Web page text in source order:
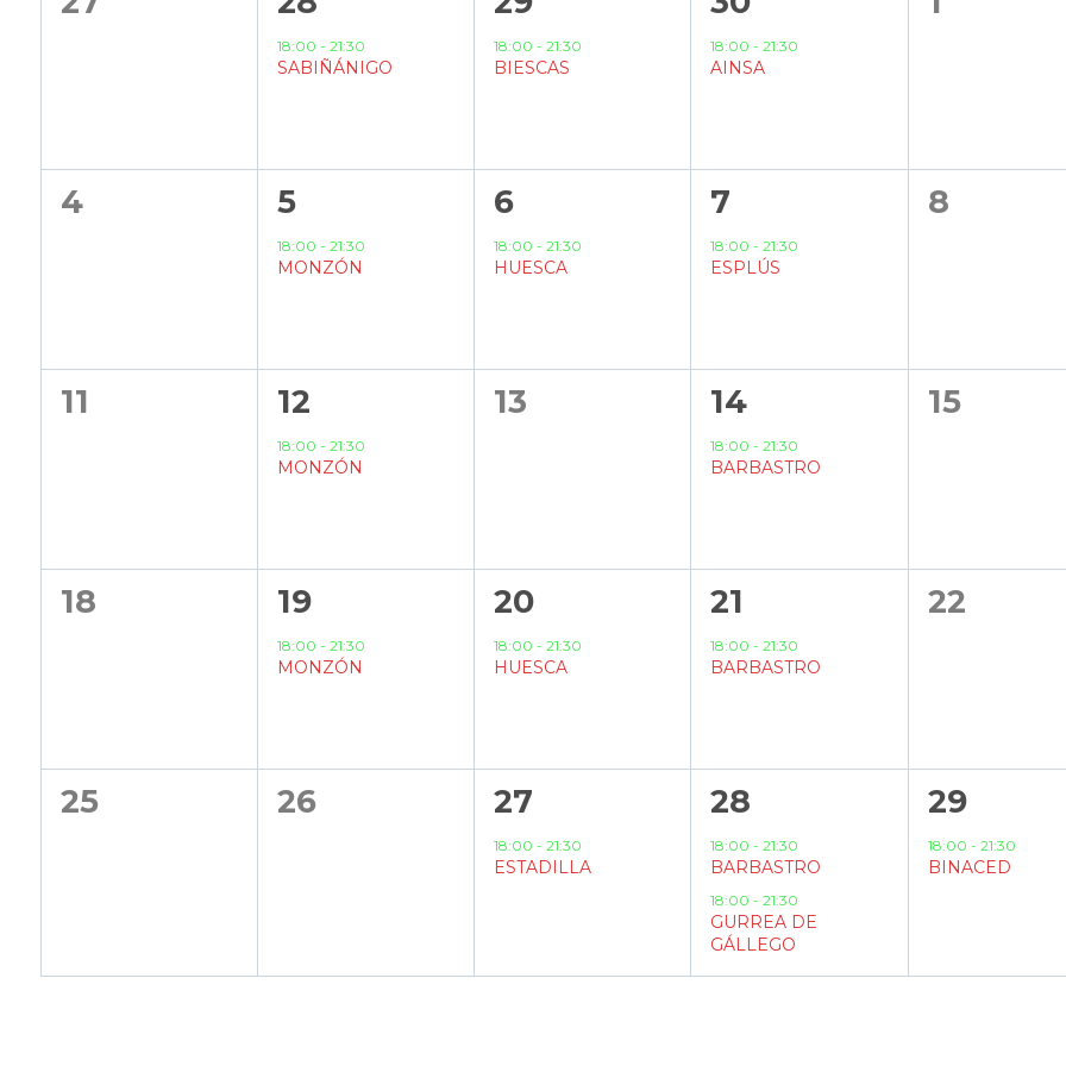
evento,
18:00-21:30
SABIÑÁNIGO
evento,
18:00-21:30
BIESCAS
evento,
18:00-21:30
AINSA
0
4
1
evento,
5
18:00-21:30
MONZÓN
1
evento,
6
18:00-21:30
HUESCA
1
evento,
7
18:00-21:30
ESPLÚS
0
8
0
11
1
evento,
12
18:00-21:30
MONZÓN
0
13
1
evento,
14
18:00-21:30
BARBASTRO
0
15
0
18
1
evento,
19
18:00-21:30
MONZÓN
1
evento,
20
18:00-21:30
HUESCA
1
evento,
21
18:00-21:30
BARBASTRO
0
22
0
25
0
26
1
evento,
27
18:00-21:30
ESTADILLA
2
eventos,
28
18:00-21:30
BARBASTRO
18:00-21:30
GURREA DE
GÁLLEGO
1
evento,
29
18:00 - 21:30
BINACED